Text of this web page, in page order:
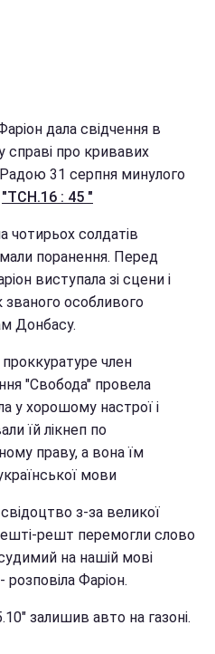
дала свідчення в
справі про кривавих
31 серпня минулого
"ТСН.16 : 45 "
чотирьох солдатів
поранення. Перед
виступала зі сцени і
особливого
Донбасу.
член
"Свобода" провела
у хорошому настрої і
їй лікнеп по
праву, а вона їм
мови
з-за великої
решт перемогли слово
на нашій мові
Фаріон.
залишив авто на газоні.